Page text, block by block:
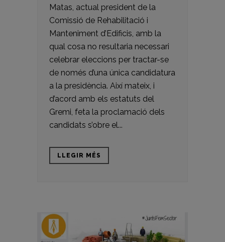
Matas, actual president de la
Comissió de Rehabilitació i
Manteniment d’Edificis, amb la
qual cosa no resultaria necessari
celebrar eleccions per tractar-se
de només d’una única candidatura
a la presidència. Així mateix, i
d’acord amb els estatuts del
Gremi, feta la proclamació dels
candidats s’obre el...
LLEGIR MÉS